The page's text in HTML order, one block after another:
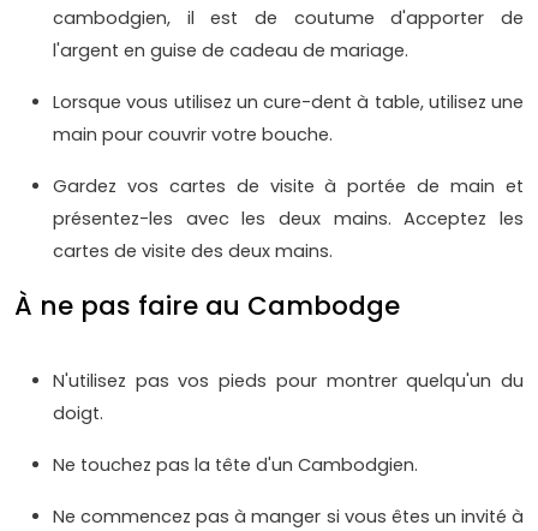
cambodgien, il est de coutume d'apporter de
l'argent en guise de cadeau de mariage.
Lorsque vous utilisez un cure-dent à table, utilisez une
main pour couvrir votre bouche.
Gardez vos cartes de visite à portée de main et
présentez-les avec les deux mains. Acceptez les
cartes de visite des deux mains.
À ne pas faire au Cambodge
N'utilisez pas vos pieds pour montrer quelqu'un du
doigt.
Ne touchez pas la tête d'un Cambodgien.
Ne commencez pas à manger si vous êtes un invité à